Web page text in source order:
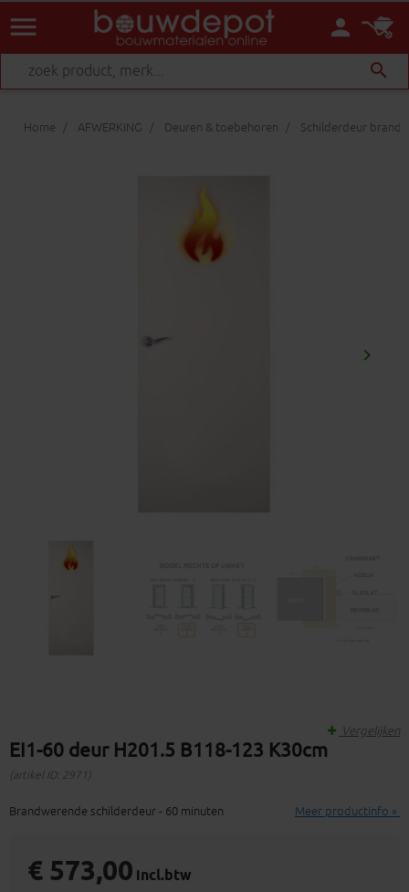
person
menu
search
Home AFWERKING Deuren & toebehoren Schilderdeur
keyboard_arrow_right
EI1-60 deur H201.5 B118-123 K30cm
(artikel ID: 2971)
Vergelijken
Brandwerende schilderdeur - 60 minuten Meer productinfo »
€ 573,00 incl.btw